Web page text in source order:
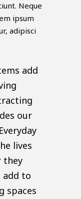
Neque
ipsum
adipisci
add
our
lives
they
add to
spaces